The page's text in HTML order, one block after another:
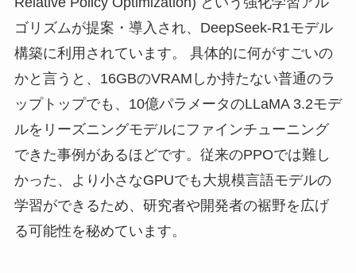
ゴリズムが提案・導入され、DeepSeek-R1モデル
構築に利用されています。 具体的に何がすごいの
かと言うと、16GBのVRAMしか持たない普通のラ
ップトップでも、10億パラメータのLLaMA 3.2モデ
ルをリーズニングモデルにファインチューニング
できた事例があるほどです。従来のPPOでは難し
かった、より小さなGPUでも大規模言語モデルの
学習ができるため、研究者や開発者の裾野を広げ
る可能性を秘めています。